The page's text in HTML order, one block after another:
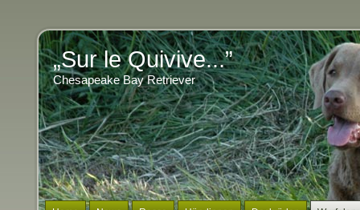
„Sur le Quivive...”
Chesapeake Bay Retriever